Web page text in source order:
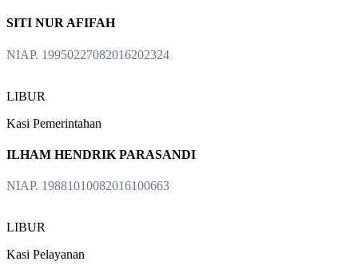
SITI NUR AFIFAH
NIAP. 19950227082016202324
LIBUR
Kasi Pemerintahan
ILHAM HENDRIK PARASANDI
NIAP. 19881010082016100663
LIBUR
Kasi Pelayanan